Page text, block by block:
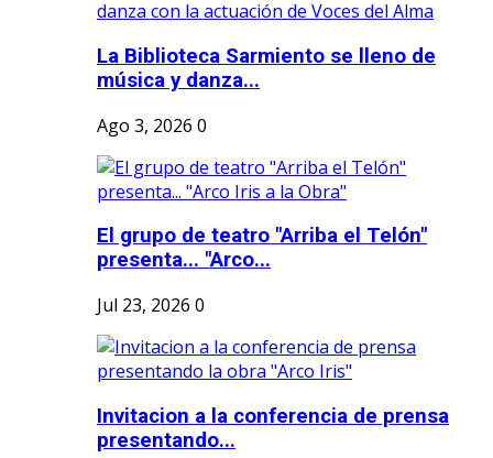
La Biblioteca Sarmiento se lleno de
música y danza...
Ago 3, 2026 0
El grupo de teatro "Arriba el Telón"
presenta... "Arco...
Jul 23, 2026 0
Invitacion a la conferencia de prensa
presentando...